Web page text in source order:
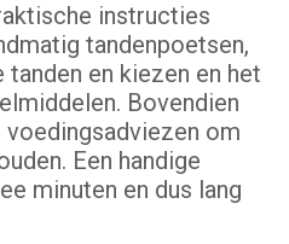
instructies
tandenpoetsen,
en kiezen en het
Bovendien
om
Een handige
minuten en dus lang